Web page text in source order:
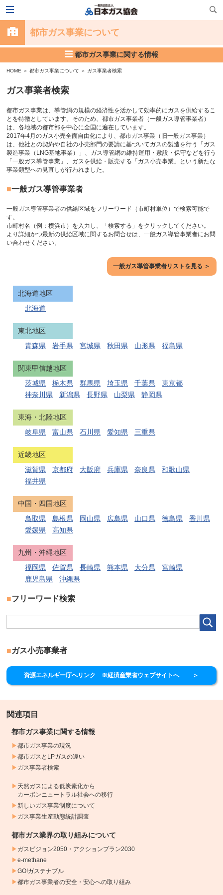
都市ガス事業について
都市ガス事業に関する情報
HOME ＞都市ガス事業について ＞ ガス事業者検索
ガス事業者検索
都市ガス事業は、導管網の規模の経済性を活かして効率的にガスを供給するこ
とを特徴としています。そのため、都市ガス事業者（一般ガス導管事業者）
は、各地域の都市部を中心に全国に遍在しています。
2017年4月のガス小売全面自由化により、都市ガス事業（旧一般ガス事業）
は、他社との契約や自社の小売部門の要請に基づいてガスの製造を行う「ガス
製造事業（LNG基地事業）」、ガス導管網の維持運用・敷設・保守などを行う
「一般ガス導管事業」、ガスを供給・販売する「ガス小売事業」という新たな
事業類型への見直しが行われました。
一般ガス導管事業者
一般ガス導管事業者の供給区域をフリーワード（市町村単位）で検索可能で
す。
市町村名（例：横浜市）を入力し、「検索する」をクリックしてください。
より詳細かつ最新の供給区域に関するお問合せは、一般ガス導管事業者にお問
い合わせください。
一般ガス導管事業者リストを見る ＞
北海道地区
北海道
東北地区
青森県
岩手県 宮城県 秋田県 山形県 福島県
関東甲信越地区
茨城県
栃木県 群馬県 埼玉県 千葉県
東京都
神奈川県
新潟県 長野県 山梨県 静岡県
東海・北陸地区
岐阜県
富山県 石川県 愛知県 三重県
近畿地区
滋賀県
京都府 大阪府 兵庫県 奈良県
和歌山県
福井県
中国・四国地区
鳥取県
島根県 岡山県 広島県 山口県 徳島県
香川県
愛媛県
高知県
九州・沖縄地区
福岡県
佐賀県 長崎県 熊本県 大分県
宮崎県
鹿児島県
沖縄県
フリーワード検索
ガス小売事業者
資源エネルギー庁へリンク ※経済産業省ウェブサイトへ ＞
関連項目
都市ガス事業に関する情報
都市ガス事業の現況
都市ガスとLPガスの違い
ガス事業者検索
天然ガスによる低炭素化から
カーボンニュートラル社会への移行
新しいガス事業制度について
ガス事業生産動態統計調査
都市ガス業界の取り組みについて
ガスビジョン2050・アクションプラン2030
e-methane
GO!ガステナブル
都市ガス事業者の安全・安心への取り組み